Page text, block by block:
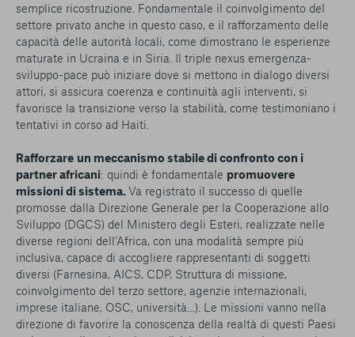
semplice ricostruzione. Fondamentale il coinvolgimento del
settore privato anche in questo caso, e il rafforzamento delle
capacità delle autorità locali, come dimostrano le esperienze
maturate in Ucraina e in Siria. Il triple nexus emergenza-
sviluppo-pace può iniziare dove si mettono in dialogo diversi
attori, si assicura coerenza e continuità agli interventi, si
favorisce la transizione verso la stabilità, come testimoniano i
tentativi in corso ad Haiti.
Rafforzare un meccanismo stabile di confronto con i
partner africani: quindi è fondamentale promuovere
missioni di sistema.Va registrato il successo di quelle
promosse dalla Direzione Generale per la Cooperazione allo
Sviluppo (DGCS) del Ministero degli Esteri, realizzate nelle
diverse regioni dell’Africa, con una modalità sempre più
inclusiva, capace di accogliere rappresentanti di soggetti
diversi (Farnesina, AICS, CDP, Struttura di missione,
coinvolgimento del terzo settore, agenzie internazionali,
imprese italiane, OSC, università…). Le missioni vanno nella
direzione di favorire la conoscenza della realtà di questi Paesi